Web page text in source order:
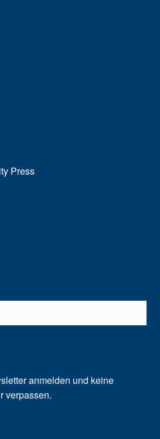
Press
anmelden und keine
verpassen.